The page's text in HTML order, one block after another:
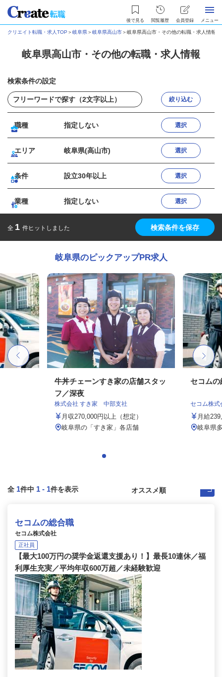
後で見る 閲覧履歴 会員登録 メニュー
クリエイト転職・求人TOP ＞岐阜県＞岐阜県高山市＞岐阜県高山市・その他の転職・求人情報
岐阜県高山市・その他の転職・求人情報
検索条件の設定
絞り込む
職種 指定しない 選択
エリア 岐阜県(高山市) 選択
条件 設立30年以上 選択
業種 指定しない 選択
全 1 件ヒットしました 検索条件を保存
岐阜県のピックアップPR求人
牛丼チェーンすき家の店舗スタッ
フ／深夜
株式会社 すき家 中部支社
月収270,000円以上（想定）
岐阜県の「すき家」各店舗
セコムの
セコム株式
月給
岐阜県
全 1件中 1 - 1件を表示
セコムの総合職
セコム株式会社
正社員
【最大100万円の奨学金返還支援あり！】最長10連休／福
利厚生充実／平均年収600万超／未経験歓迎